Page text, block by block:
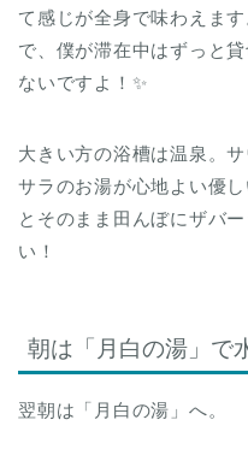
て感じが全身で味わえま
で、僕が滞在中はずっと
ないですよ！✨
大きい方の浴槽は温泉。
サラのお湯が心地よい優
とそのまま田んぼにザバ
い！
朝は「月白の湯」で
翌朝は「月白の湯」へ。